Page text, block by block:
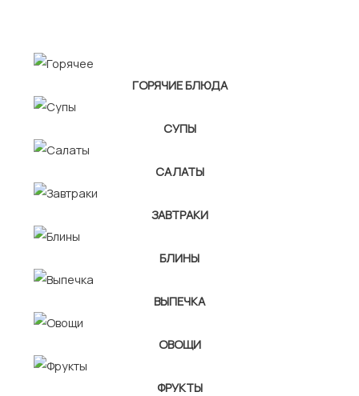
ГОРЯЧИЕ БЛЮДА
СУПЫ
САЛАТЫ
ЗАВТРАКИ
БЛИНЫ
ВЫПЕЧКА
ОВОЩИ
ФРУКТЫ